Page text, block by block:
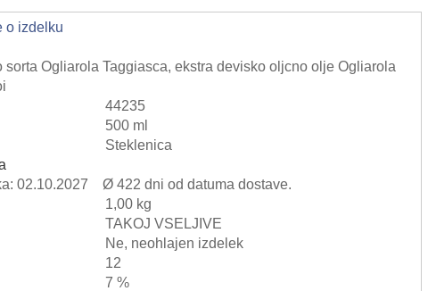
o izdelku
sorta Ogliarola Taggiasca, ekstra devisko oljcno olje Ogliarola
44235
500 ml
Steklenica
02.10.2027 Ø 422 dni od datuma dostave.
1,00 kg
TAKOJ VSELJIVE
Ne, neohlajen izdelek
12
7 %